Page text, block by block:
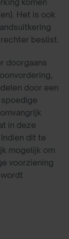
komen
Het is ook
beslist.
doorgaans
door een
in deze
dit te
mogelijk om
voorziening